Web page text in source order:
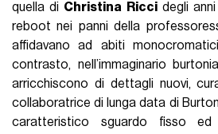
quella di Christina Riccidegli anni
reboot nei panni della
affidavano ad abiti
contrasto, nell’immaginario
arricchiscono di dettagli nuovi,
collaboratrice di lunga data di Burton
caratteristico sguardo fisso ed